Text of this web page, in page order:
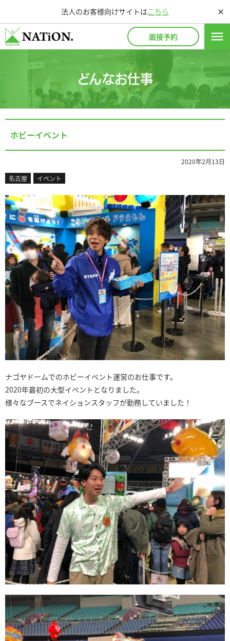
法人のお客様向けサイトはこちら close
面接予約 menu
どんなお仕事
ホビーイベント
2020年2月13日
名古屋
イベント
ナゴヤドームでのホビーイベント運営のお仕事です。
2020年最初の大型イベントとなりました。
様々なブースでネイションスタッフが勤務していました！